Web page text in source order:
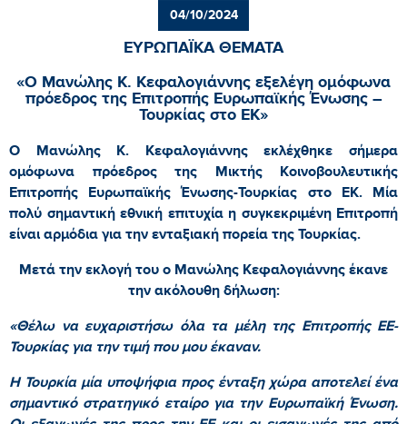
04/10/2024
ΕΥΡΩΠΑΪΚΑ ΘΕΜΑΤΑ
«Ο Μανώλης Κ. Κεφαλογιάννης εξελέγη ομόφωνα
πρόεδρος της Επιτροπής Ευρωπαϊκής Ένωσης –
Τουρκίας στο ΕΚ»
Ο Μανώλης Κ. Κεφαλογιάννης εκλέχθηκε σήμερα
ομόφωνα πρόεδρος της Μικτής Κοινοβουλευτικής
Επιτροπής Ευρωπαϊκής Ένωσης-Τουρκίας στο ΕΚ. Μία
πολύ σημαντική εθνική επιτυχία η συγκεκριμένη Επιτροπή
είναι αρμόδια για την ενταξιακή πορεία της Τουρκίας.
Μετά την εκλογή του ο Μανώλης Κεφαλογιάννης έκανε
την ακόλουθη δήλωση:
«Θέλω να ευχαριστήσω όλα τα μέλη της Επιτροπής ΕΕ-
Τουρκίας για την τιμή που μου έκαναν.
Η Τουρκία μία υποψήφια προς ένταξη χώρα αποτελεί ένα
σημαντικό στρατηγικό εταίρο για την Ευρωπαϊκή Ένωση.